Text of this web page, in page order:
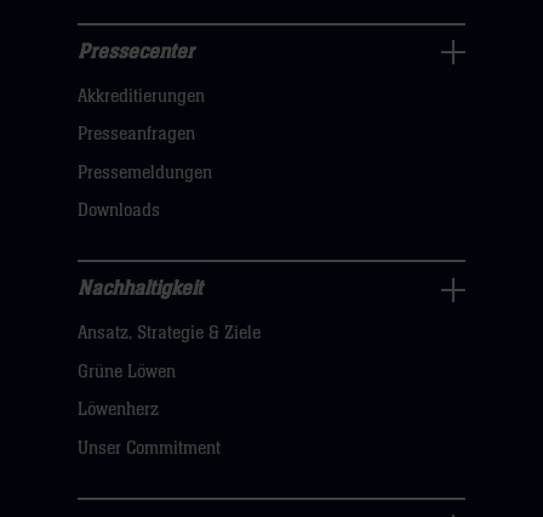
Navigation
öffnen,
dann
klicken
hier
Pressecenter
Akkreditierungen
Presseanfragen
Pressemeldungen
Downloads
Nachhaltigkeit
Navigation
öffnen,
dann
hier
Nachhaltigkeit
Ansatz, Strategie & Ziele
Grüne Löwen
Löwenherz
Unser Commitment